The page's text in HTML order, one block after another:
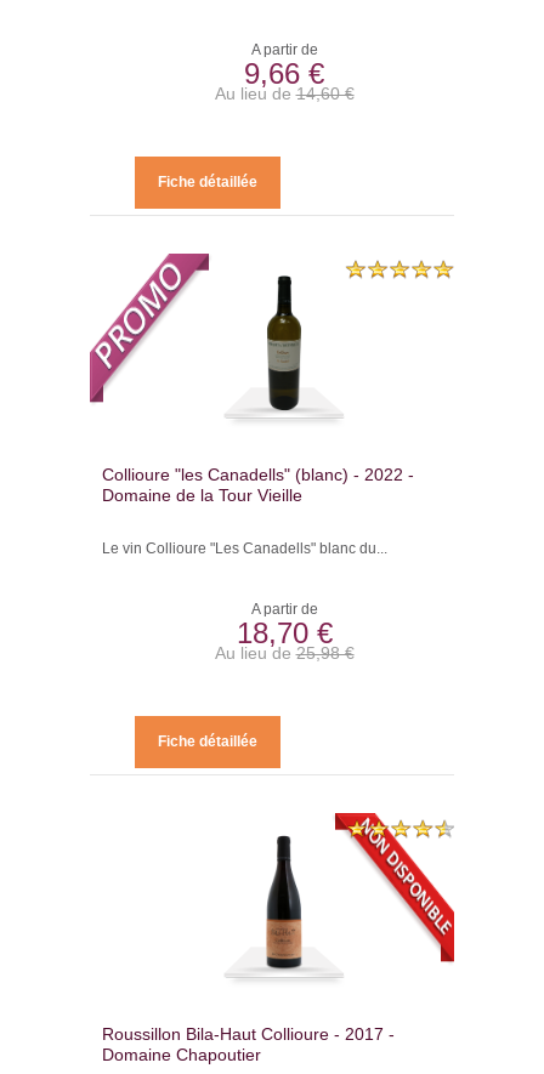
A partir de
9,66 €
Au lieu de14,60 €
Fiche détaillée
Collioure "les Canadells" (blanc) - 2022 -
Domaine de la Tour Vieille
Le vin Collioure "Les Canadells" blanc du...
A partir de
18,70 €
Au lieu de25,98 €
Fiche détaillée
Roussillon Bila-Haut Collioure - 2017 -
Domaine Chapoutier